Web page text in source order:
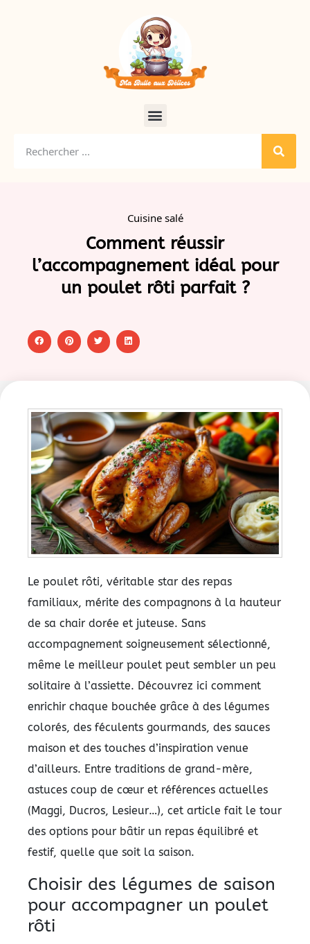
Cuisine salé
Comment réussir
l’accompagnement idéal pour
un poulet rôti parfait ?
Le poulet rôti, véritable star des repas
familiaux, mérite des compagnons à la hauteur
de sa chair dorée et juteuse. Sans
accompagnement soigneusement sélectionné,
même le meilleur poulet peut sembler un peu
solitaire à l’assiette. Découvrez ici comment
enrichir chaque bouchée grâce à des légumes
colorés, des féculents gourmands, des sauces
maison et des touches d’inspiration venue
d’ailleurs. Entre traditions de grand-mère,
astuces coup de cœur et références actuelles
(Maggi, Ducros, Lesieur…), cet article fait le tour
des options pour bâtir un repas équilibré et
festif, quelle que soit la saison.
Choisir des légumes de saison
pour accompagner un poulet
rôti